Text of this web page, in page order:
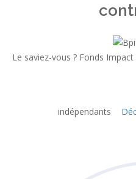
Le saviez-vous ? Fonds
indépendants